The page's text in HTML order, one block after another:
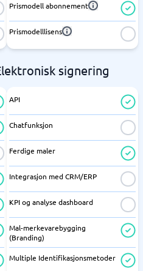
Prismodell abonnement
Prismodelllisens
signering
API
Chatfunksjon
Ferdige maler
Integrasjon med CRM/ERP
KPI og analyse dashboard
Mal-merkevarebygging
(Branding)
Multiple Identifikasjonsmetoder